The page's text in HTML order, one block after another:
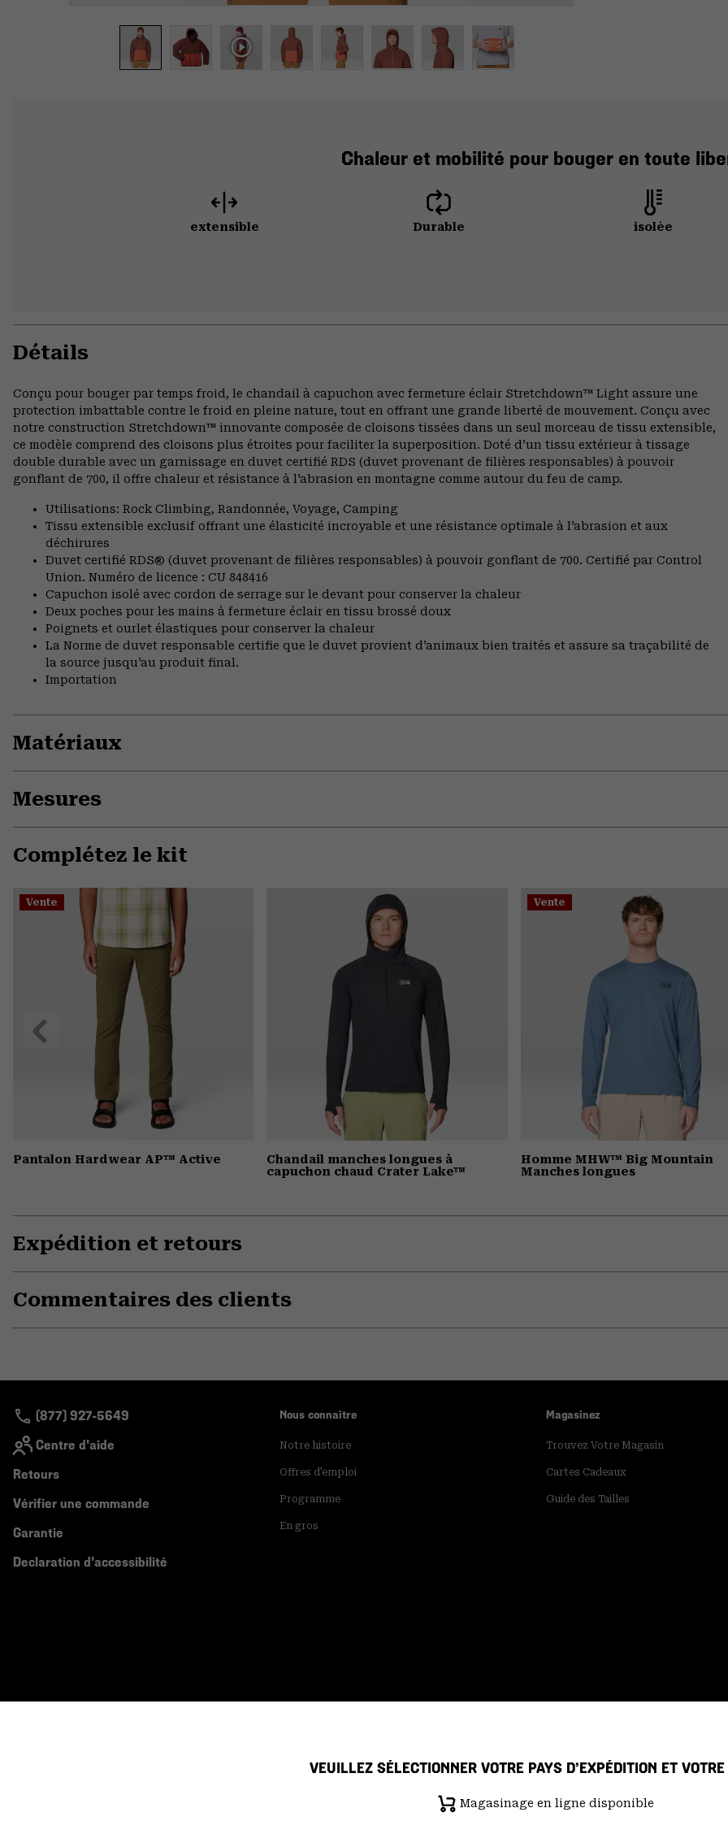
Chaleur et mobilité pour bouger en toute
extensible Durable isolée
Détails
Conçu pour bouger par temps froid, le chandail à capuchon avec fermeture éclair Stretchdown™ Light assure une
protection imbattable contre le froid en pleine nature, tout en offrant une grande liberté de mouvement. Conçu avec
notre construction Stretchdown™ innovante composée de cloisons tissées dans un seul morceau de tissu extensible,
ce modèle comprend des cloisons plus étroites pour faciliter la superposition. Doté d’un tissu extérieur à tissage
double durable avec un garnissage en duvet certifié RDS (duvet provenant de filières responsables) à pouvoir
gonflant de 700, il offre chaleur et résistance à l’abrasion en montagne comme autour du feu de camp.
Utilisations: Rock Climbing, Randonnée, Voyage, Camping
Tissu extensible exclusif offrant une élasticité incroyable et une résistance optimale à l’abrasion et aux
déchirures
Duvet certifié RDS® (duvet provenant de filières responsables) à pouvoir gonflant de 700. Certifié par Control
Union. Numéro de licence : CU 848416
Capuchon isolé avec cordon de serrage sur le devant pour conserver la chaleur
Deux poches pour les mains à fermeture éclair en tissu brossé doux
Poignets et ourlet élastiques pour conserver la chaleur
La Norme de duvet responsable certifie que le duvet provient d’animaux bien traités et assure sa traçabilité de
la source jusqu’au produit final.
Importation
Matériaux
Mesures
Complétez le kit
Vente
Pantalon Hardwear AP™ Active
Chandail manches longues à
capuchon chaud Crater Lake™
Vente
Homme MHW™ Big Mountain
Manches longues
Précédent
Expédition et retours
Commentaires des clients
(877) 927-5649
Centre d'aide
Retours
Vérifier une commande
Garantie
Declaration d'accessibilité
Nous connaitre
Notre histoire
Offres d'emploi
Programme
En gros
Magasinez
Trouvez Votre Magasin
Cartes Cadeaux
Guide des Tailles
VEUILLEZ SÉLECTIONNER VOTRE PAYS D’EXPÉDITION ET
Magasinage en ligne disponible